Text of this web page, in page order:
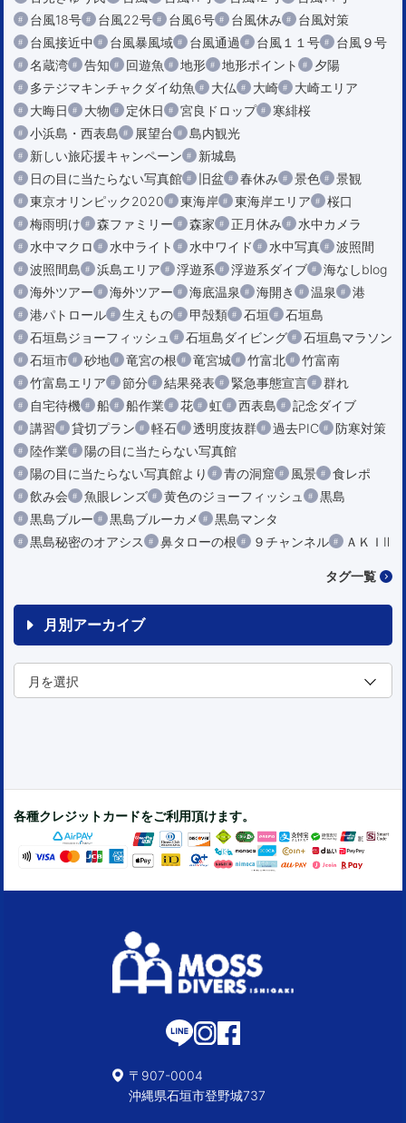
台風18号
台風22号 台風6号 台風休み
台風対策
台風接近中
台風暴風域 台風通過 台風１１号
台風９号
名蔵湾
告知 回遊魚 地形 地形ポイント
夕陽
多テジマキンチャクダイ幼魚
大仏 大崎
大崎エリア
大晦日
大物 定休日 宮良ドロップ
寒緋桜
小浜島・西表島
展望台
島内観光
新しい旅応援キャンペーン
新城島
日の目に当たらない写真館
旧盆 春休み 景色
景観
東京オリンピック2020
東海岸 東海岸エリア
桜口
梅雨明け
森ファミリー 森家 正月休み
水中カメラ
水中マクロ
水中ライト 水中ワイド 水中写真
波照間
波照間島
浜島エリア 浮遊系 浮遊系ダイブ
海なしblog
海外ツアー
海外ツアー 海底温泉 海開き 温泉
港
港パトロール
生えもの 甲殻類 石垣
石垣島
石垣島ジョーフィッシュ
石垣島ダイビング
石垣島マラソン
石垣市
砂地 竜宮の根 竜宮城 竹富北
竹富南
竹富島エリア
節分 結果発表 緊急事態宣言
群れ
自宅待機
船 船作業 花 虹 西表島
記念ダイブ
講習
貸切プラン 軽石 透明度抜群 過去PIC
防寒対策
陸作業
陽の目に当たらない写真館
陽の目に当たらない写真館より
青の洞窟 風景
食レポ
飲み会
魚眼レンズ 黄色のジョーフィッシュ
黒島
黒島ブルー
黒島ブルーカメ
黒島マンタ
黒島秘密のオアシス
鼻タローの根 ９チャンネル ＡＫＩⅡ
タグ一覧
月別アーカイブ
各種クレジットカードをご利用頂けます。
〒907-0004
沖縄県石垣市登野城737